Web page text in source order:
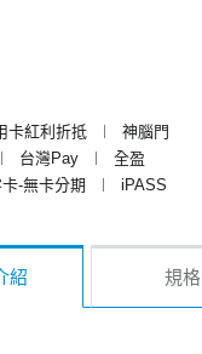
卡紅利折抵 ︱
神腦門
︱ 台灣Pay ︱
全盈
-無卡分期 ︱
iPASS
紹 規格